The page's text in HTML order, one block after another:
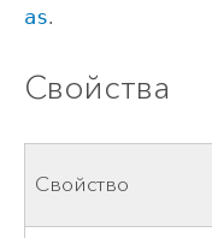
as.
Свойства
Свойство